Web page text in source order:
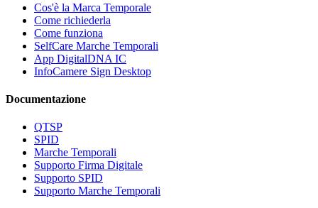
Cos'è la Marca Temporale
Come richiederla
Come funziona
SelfCare Marche Temporali
App DigitalDNA IC
InfoCamere Sign Desktop
Documentazione
QTSP
SPID
Marche Temporali
Supporto Firma Digitale
Supporto SPID
Supporto Marche Temporali